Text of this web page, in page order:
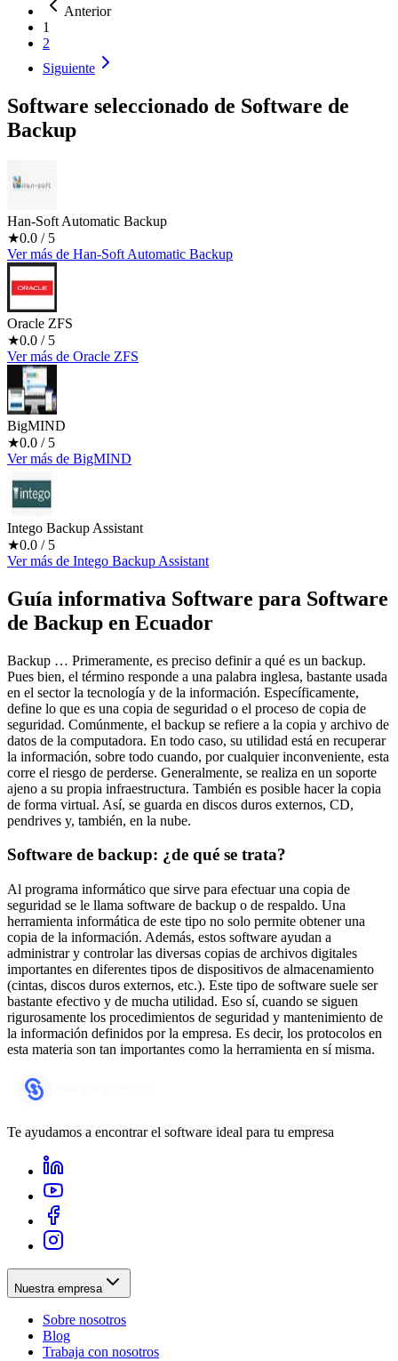
Anterior
1
2
Siguiente
Software seleccionado de Software de
Backup
Han-Soft Automatic Backup
★0.0 / 5
Ver más de Han-Soft Automatic Backup
Oracle ZFS
★0.0 / 5
Ver más de Oracle ZFS
BigMIND
★0.0 / 5
Ver más de BigMIND
Intego Backup Assistant
★0.0 / 5
Ver más de Intego Backup Assistant
Guía informativa Software para Software
de Backup en Ecuador
Backup … Primeramente, es preciso definir a qué es un backup.
Pues bien, el término responde a una palabra inglesa, bastante usada
en el sector la tecnología y de la información. Específicamente,
define lo que es una copia de seguridad o el proceso de copia de
seguridad. Comúnmente, el backup se refiere a la copia y archivo de
datos de la computadora. En todo caso, su utilidad está en recuperar
la información, sobre todo cuando, por cualquier inconveniente, esta
corre el riesgo de perderse. Generalmente, se realiza en un soporte
ajeno a su propia infraestructura. También es posible hacer la copia
de forma virtual. Así, se guarda en discos duros externos, CD,
pendrives y, también, en la nube.
Software de backup: ¿de qué se trata?
Al programa informático que sirve para efectuar una copia de
seguridad se le llama software de backup o de respaldo. Una
herramienta informática de este tipo no solo permite obtener una
copia de la información. Además, estos software ayudan a
administrar y controlar las diversas copias de archivos digitales
importantes en diferentes tipos de dispositivos de almacenamiento
(cintas, discos duros externos, etc.). Este tipo de software suele ser
bastante efectivo y de mucha utilidad. Eso sí, cuando se siguen
rigurosamente los procedimientos de seguridad y mantenimiento de
la información definidos por la empresa. Es decir, los protocolos en
esta materia son tan importantes como la herramienta en sí misma.
Te ayudamos a encontrar el software ideal para tu empresa
Nuestra empresa
Sobre nosotros
Blog
Trabaja con nosotros